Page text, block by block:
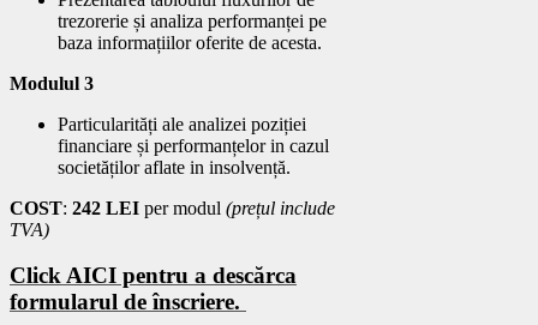
trezorerie și analiza performanței pe
baza informațiilor oferite de acesta.
Modulul 3
Particularități ale analizei poziției
financiare și performanțelor in cazul
societăților aflate in insolvență.
COST: 242 LEI per modul (prețul include
TVA)
Click AICI pentru a descărca
formularul de înscriere.